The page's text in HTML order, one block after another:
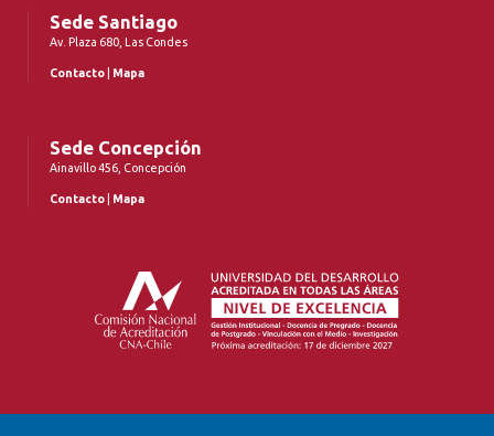
Sede Santiago
Av. Plaza 680, Las Condes
Contacto Mapa
Sede Concepción
Ainavillo 456, Concepción
Contacto Mapa